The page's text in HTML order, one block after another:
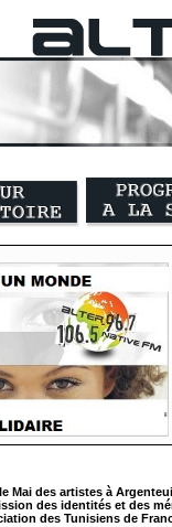
Mai des artistes à
des identités et des
des Tunisiens de